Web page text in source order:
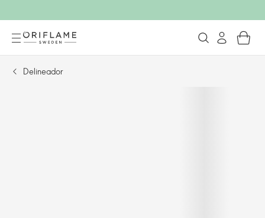
Delineador